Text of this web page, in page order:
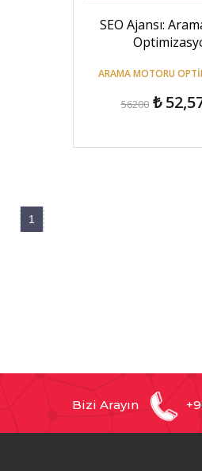
SEO Ajansı:
ARAMA MOTORU
56200₺
1
Bizi Arayın